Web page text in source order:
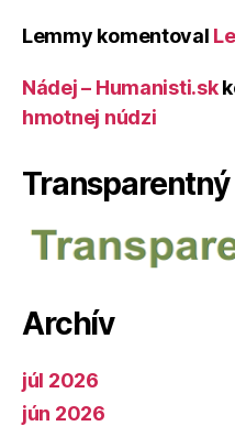
Lemmy komentoval
Nádej – Humanisti.sk
hmotnej núdzi
Archív
júl 2026
jún 2026